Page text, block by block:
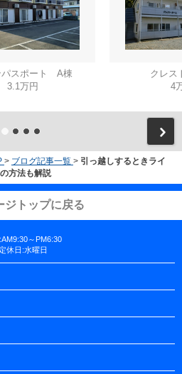
パスポート A棟
3.1万円
クレス
4
> ブログ記事一覧 > 引っ越しするときライ
方法も解説
ジトップに戻る
:AM9:30～PM6:30
休日:水曜日